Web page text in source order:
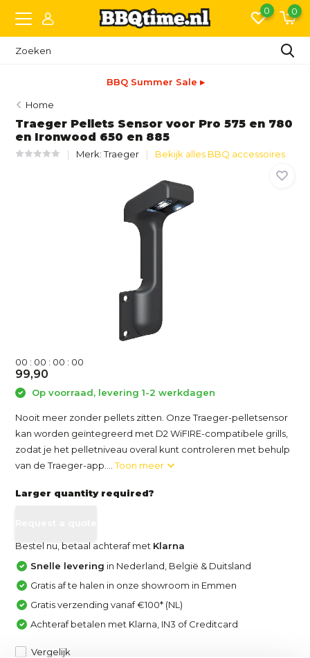
0 0
BBQ Summer Sale ▸
Home
Traeger Pellets Sensor voor Pro 575 en 780
en Ironwood 650 en 885
Merk:Traeger Bekijk alles BBQ accessoires
00 : 00 : 00 : 00
99,90
Op voorraad, levering 1-2 werkdagen
Nooit meer zonder pellets zitten. Onze Traeger-pelletsensor
kan worden geïntegreerd met D2 WiFIRE-compatibele grills,
zodat je het pelletniveau overal kunt controleren met behulp
van de Traeger-app....Toon meer
Larger quantity required?
Bestel nu, betaal achteraf met Klarna
Snelle levering in Nederland, België & Duitsland
Gratis af te halen in onze showroom in Emmen
Gratis verzending vanaf €100* (NL)
Achteraf betalen met Klarna, IN3 of Creditcard
Vergelijk